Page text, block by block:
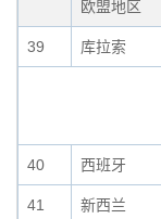
欧盟地区
39 库拉索
40 西班牙
41 新西兰